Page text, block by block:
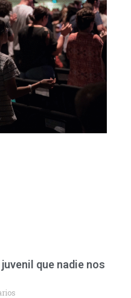
que nadie nos